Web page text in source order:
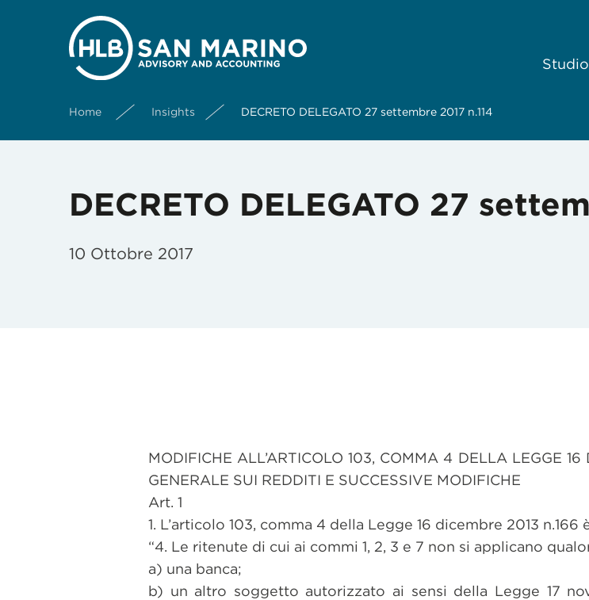
Studio
Home Insights DECRETO DELEGATO 27 settembre 2017 n.114
DECRETO DELEGATO 27
10 Ottobre 2017
MODIFICHE ALL’ARTICOLO 103, COMMA 4 DELLA LEGGE
GENERALE SUI REDDITI E SUCCESSIVE MODIFICHE
Art. 1
1. L’articolo 103, comma 4 della Legge 16 dicembre 2013
“4. Le ritenute di cui ai commi 1, 2, 3 e 7 non si applicano
a) una banca;
b) un altro soggetto autorizzato ai sensi della Legge 17